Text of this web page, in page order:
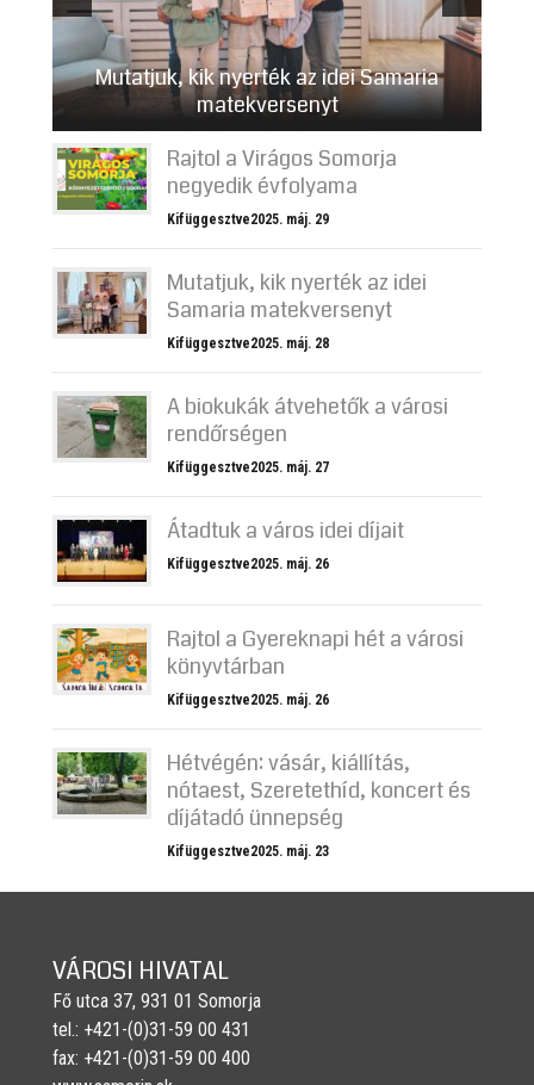
Mutatjuk, kik nyerték az idei Samaria
matekversenyt
Rajtol a Virágos Somorja
negyedik évfolyama
Kifüggesztve2025. máj. 29
Mutatjuk, kik nyerték az idei
Samaria matekversenyt
Kifüggesztve2025. máj. 28
A biokukák átvehetők a városi
rendőrségen
Kifüggesztve2025. máj. 27
Átadtuk a város idei díjait
Kifüggesztve2025. máj. 26
Rajtol a Gyereknapi hét a városi
könyvtárban
Kifüggesztve2025. máj. 26
Hétvégén: vásár, kiállítás,
nótaest, Szeretethíd, koncert és
díjátadó ünnepség
Kifüggesztve2025. máj. 23
VÁROSI HIVATAL
Fő utca 37, 931 01 Somorja
tel.: +421-(0)31-59 00 431
fax: +421-(0)31-59 00 400